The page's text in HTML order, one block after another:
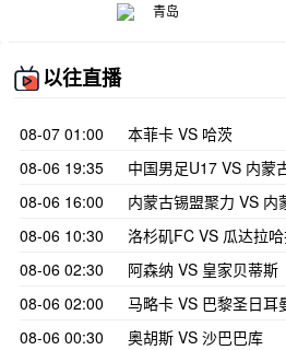
青岛
以往直播
08-07 01:00
本菲卡 VS 哈茨
08-06 19:35
中国男足U17 VS 内蒙
08-06 16:00
内蒙古锡盟聚力 VS 内
08-06 10:30
洛杉矶FC VS 瓜达拉
08-06 02:30
阿森纳 VS 皇家贝蒂斯
08-06 02:00
马略卡 VS 巴黎圣日耳
08-06 00:30
奥胡斯 VS 沙巴巴库